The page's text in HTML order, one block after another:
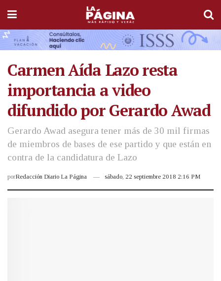
Carmen Aída Lazo resta
importancia a video
difundido por Gerardo Awad
Gerardo Awad asegura tener más de 30 mil firmas
de miembros de bases de ese partido y que están en
contra de la candidatura de Lazo
porRedacción Diario La Página sábado, 22 septiembre 2018 2:16 PM